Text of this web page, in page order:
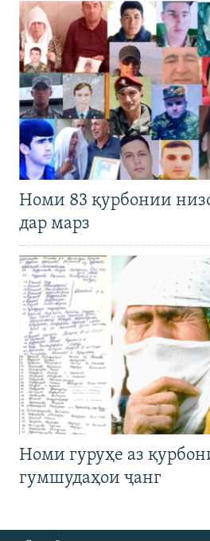
Номи 83 қурбонии
дар марз
Номи гуруҳе аз
гумшудаҳои ҷанг